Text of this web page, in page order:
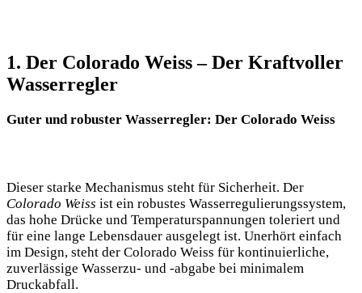
1. Der Colorado Weiss – Der Kraftvoller
Wasserregler
Guter und robuster Wasserregler: Der Colorado Weiss
Dieser starke Mechanismus steht für Sicherheit. Der
Colorado Weiss ist ein robustes Wasserregulierungssystem,
das hohe Drücke und Temperaturspannungen toleriert und
für eine lange Lebensdauer ausgelegt ist. Unerhört einfach
im Design, steht der Colorado Weiss für kontinuierliche,
zuverlässige Wasserzu- und -abgabe bei minimalem
Druckabfall.